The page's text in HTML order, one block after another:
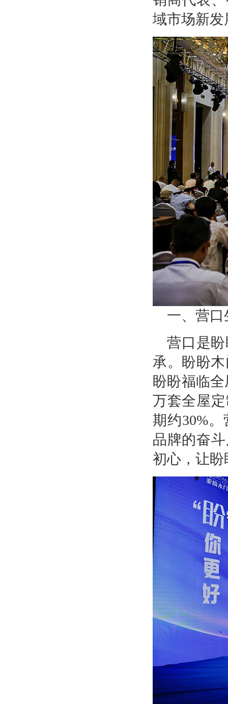
域市场新
一、营
营口是
承。盼盼
盼盼福临
万套全屋
期约30%
品牌的奋
初心，让